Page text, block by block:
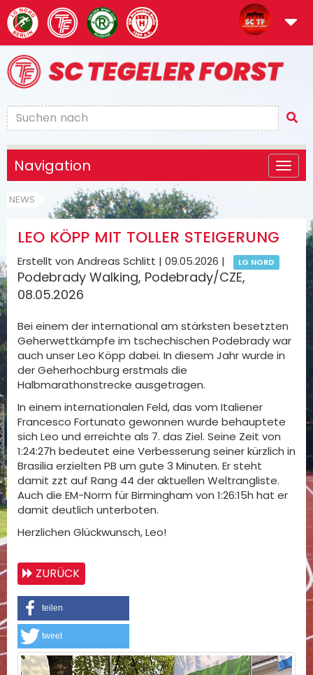
Navigation
NEWS
LEO KÖPP MIT TOLLER STEIGERUNG
Erstellt von Andreas Schlitt | 09.05.2026 | LG NORD
Podebrady Walking, Podebrady/CZE,
08.05.2026
Bei einem der international am stärksten besetzten
Geherwettkämpfe im tschechischen Podebrady war
auch unser Leo Köpp dabei. In diesem Jahr wurde in
der Geherhochburg erstmals die
Halbmarathonstrecke ausgetragen.
In einem internationalen Feld, das vom Italiener
Francesco Fortunato gewonnen wurde behauptete
sich Leo und erreichte als 7. das Ziel. Seine Zeit von
1:24:27h bedeutet eine Verbesserung seiner kürzlich in
Brasilia erzielten PB um gute 3 Minuten. Er steht
damit zzt auf Rang 44 der aktuellen Weltrangliste.
Auch die EM-Norm für Birmingham von 1:26:15h hat er
damit deutlich unterboten.
Herzlichen Glückwunsch, Leo!
ZURÜCK
teilen
tweet